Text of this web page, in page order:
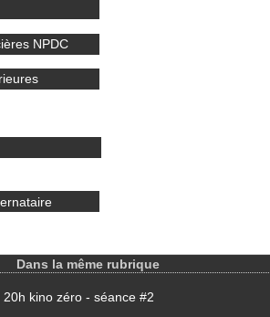
NPDC
Dans la même rubrique
20h kino zéro - séance #2